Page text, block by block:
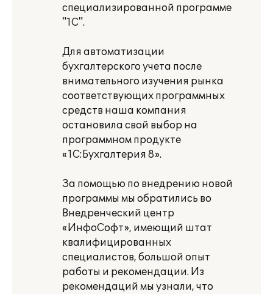
специализированной программе
"1С".
Для автоматизации
бухгалтерского учета после
внимательного изучения рынка
соответствующих программных
средств наша компания
остановила свой выбор на
программном продукте
«1С:Бухгалтерия 8».
За помощью по внедрению новой
программы мы обратились во
Внедренческий центр
«ИнфоСофт», имеющий штат
квалифицированных
специалистов, большой опыт
работы и рекомендации. Из
рекомендаций мы узнали, что